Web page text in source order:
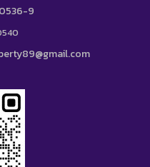
9